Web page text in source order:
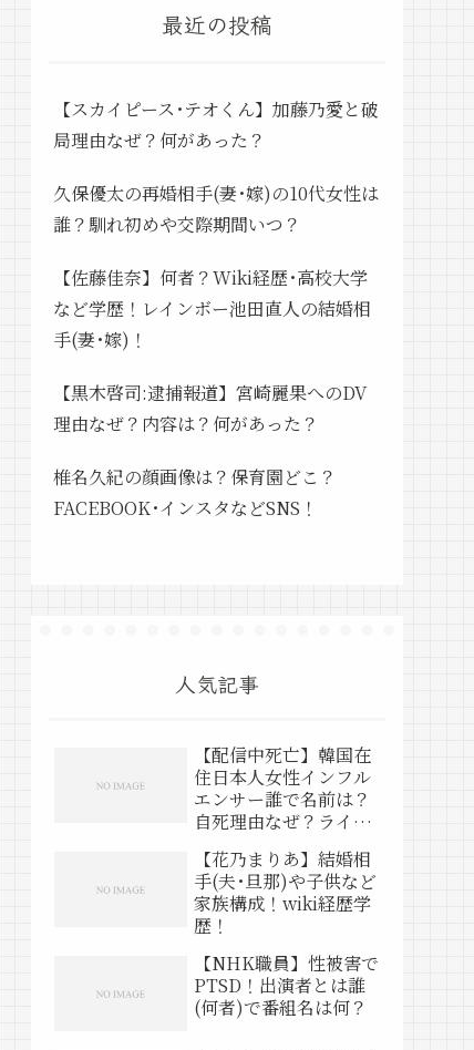
最近の投稿
【スカイピース･テオくん】加藤乃愛と破
局理由なぜ？何があった？
久保優太の再婚相手(妻･嫁)の10代女性は
誰？馴れ初めや交際期間いつ？
【佐藤佳奈】何者？Wiki経歴･高校大学
など学歴！レインボー池田直人の結婚相
手(妻･嫁)！
【黒木啓司:逮捕報道】宮崎麗果へのDV
理由なぜ？内容は？何があった？
椎名久紀の顔画像は？保育園どこ？
FACEBOOK･インスタなどSNS！
人気記事
【配信中死亡】韓国在
住日本人女性インフル
エンサー誰で名前は？
自死理由なぜ？ライブ
【花乃まりあ】結婚相
手(夫･旦那)や子供など
家族構成！wiki経歴学
歴！
【NHK職員】性被害で
PTSD！出演者とは誰
(何者)で番組名は何？